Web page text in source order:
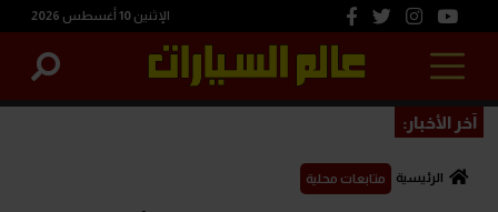
الإثنين 10 أغسطس 2026
آخر الأخبار:
الرئيسية متابعات محلية